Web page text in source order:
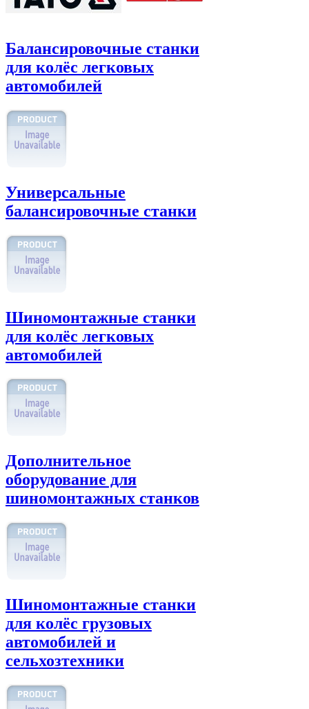
Балансировочные станки
для колёс легковых
автомобилей
Универсальные
балансировочные станки
Шиномонтажные станки
для колёс легковых
автомобилей
Дополнительное
оборудование для
шиномонтажных станков
Шиномонтажные станки
для колёс грузовых
автомобилей и
сельхозтехники